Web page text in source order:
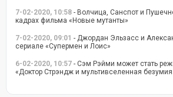
7-02-2020, 10:58 - Волчица, Санспот и
кадрах фильма «Новые мутанты»
7-02-2020, 09:01 - Джордан Эльзасс и
сериале «Супермен и Лоис»
6-02-2020, 10:57 - Сэм Рэйми может стать
«Доктор Стрэндж и мультивселенная